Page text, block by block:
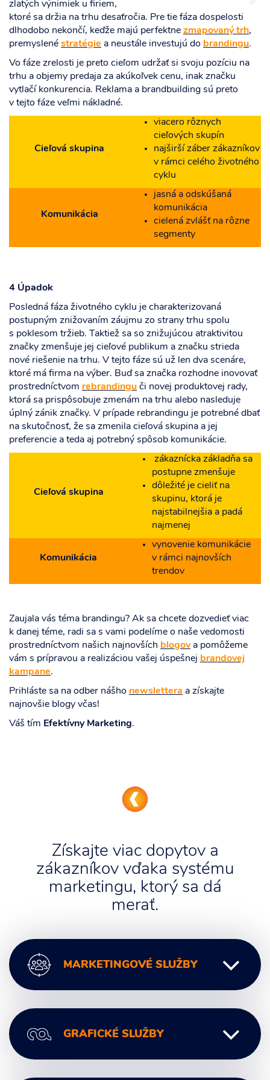
zlatých výnimiek u firiem,
ktoré sa držia na trhu desaťročia. Pre tie fáza dospelosti
dlhodobo nekončí, keďže majú perfektne zmapovaný trh,
premyslené stratégie a neustále investujú do brandingu.
Vo fáze zrelosti je preto cieľom udržať si svoju pozíciu na
trhu a objemy predaja za akúkoľvek cenu, inak značku
vytlačí konkurencia. Reklama a brandbuilding sú preto
v tejto fáze veľmi nákladné.
Cieľová skupina
viacero rôznych
cieľových skupín
najširší záber zákazníkov
v rámci celého životného
cyklu
Komunikácia
jasná a odskúšaná
komunikácia
cielená zvlášť na rôzne
segmenty
4 Úpadok
Posledná fáza životného cyklu je charakterizovaná
postupným znižovaním záujmu zo strany trhu spolu
s poklesom tržieb. Taktiež sa so znižujúcou atraktivitou
značky zmenšuje jej cieľové publikum a značku strieda
nové riešenie na trhu. V tejto fáze sú už len dva scenáre,
ktoré má firma na výber. Buď sa značka rozhodne inovovať
prostredníctvom rebrandingu či novej produktovej rady,
ktorá sa prispôsobuje zmenám na trhu alebo nasleduje
úplný zánik značky. V prípade rebrandingu je potrebné dbať
na skutočnosť, že sa zmenila cieľová skupina a jej
preferencie a teda aj potrebný spôsob komunikácie.
Cieľová skupina
zákaznícka základňa sa
postupne zmenšuje
dôležité je cieliť na
skupinu, ktorá je
najstabilnejšia a padá
najmenej
Komunikácia
vynovenie komunikácie
v rámci najnovších
trendov
Zaujala vás téma brandingu? Ak sa chcete dozvedieť viac
k danej téme, radi sa s vami podelíme o naše vedomosti
prostredníctvom našich najnovších blogova pomôžeme
vám s prípravou a realizáciou vašej úspešnej brandovej
kampane.
Prihláste sa na odber nášho newslettera a získajte
najnovšie blogy včas!
Váš tím Efektívny Marketing.
Získajte viac dopytov a
zákazníkov vďaka systému
marketingu, ktorý sa dá
merať.
MARKETINGOVÉ SLUŽBY
Digitálny marketing
Marketingové poradenstvo
Marketingová komunikácia
GRAFICKÉ SLUŽBY